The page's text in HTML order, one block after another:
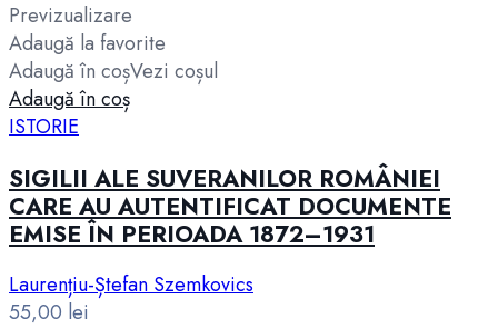
Previzualizare
Adaugă la favorite
Adaugă în coșVezi coșul
Adaugă în coș
ISTORIE
SIGILII ALE SUVERANILOR ROMÂNIEI
CARE AU AUTENTIFICAT DOCUMENTE
EMISE ÎN PERIOADA 1872–1931
Laurențiu-Ștefan Szemkovics
55,00 lei